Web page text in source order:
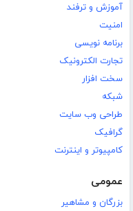
آموزش و ترفند
امنیت
برنامه نویسی
تجارت الکترونیک
سخت افزار
شبکه
طراحی وب سایت
گرافیک
کامپیوتر و اینترنت
عمومی
بزرگان و مشاهیر